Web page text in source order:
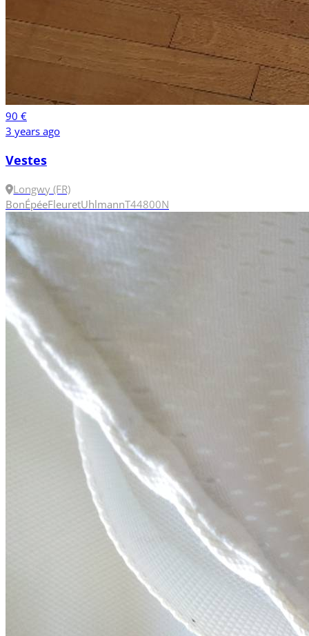
90 €
3 years ago
Vestes
Longwy (FR)
BonÉpéeFleuretUhlmannT44800N